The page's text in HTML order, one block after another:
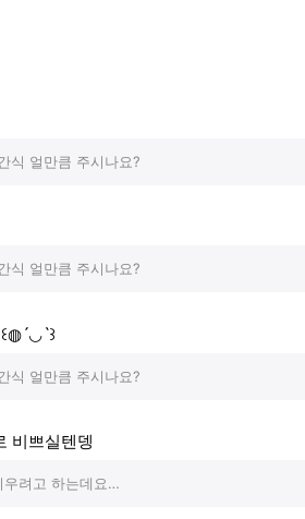
식 얼만큼 주시나요?
식 얼만큼 주시나요?
식 얼만큼 주시나요?
비쁘실텐뎅
우려고 하는데요…